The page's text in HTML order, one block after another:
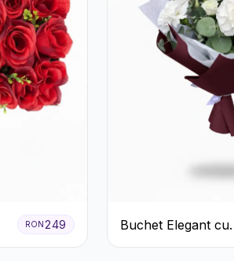
RON 249
Buchet Elegant cu
Garoafe Albe și